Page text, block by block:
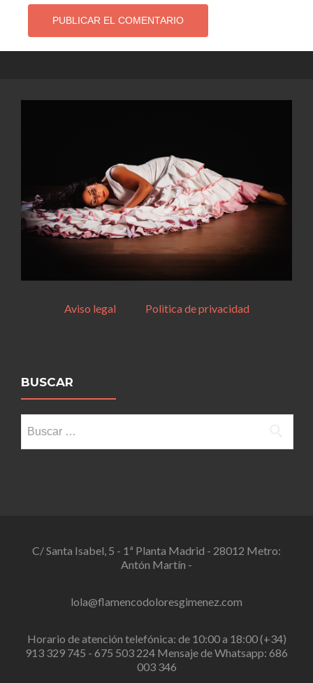
Aviso legal Politica de privacidad
BUSCAR
C/ Santa Isabel, 5 - 1ª Planta Madrid - 28012 Metro:
Antón Martín -
lola@flamencodoloresgimenez.com
Horario de atención telefónica: de 10:00 a 18:00 (+34)
913 329 745 - 675 503 224 Mensaje de Whatsapp: 686
003 346